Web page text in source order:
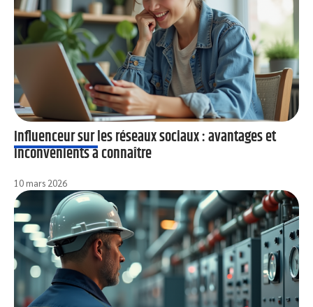
Influenceur sur les réseaux sociaux : avantages et
inconvénients à connaître
10 mars 2026